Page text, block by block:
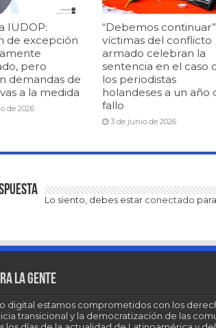
IUDOP:
de excepción
pero
demandas de
a la medida
de 2026
“Debemos
víctimas del conflicto
armado celebran la
sentencia en el caso
los periodistas
holandeses a un año
fallo
3 de junio de 2026
Lo siento, debes estar conectado
la gente
digital estamos comprometidos con los
transicional y la democratización de las